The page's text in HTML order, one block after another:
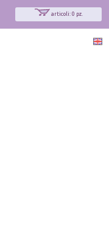
articoli: 0 pz.